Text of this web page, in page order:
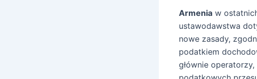
Armenia w
ustawodawstwa
nowe zasady,
podatkiem
głównie